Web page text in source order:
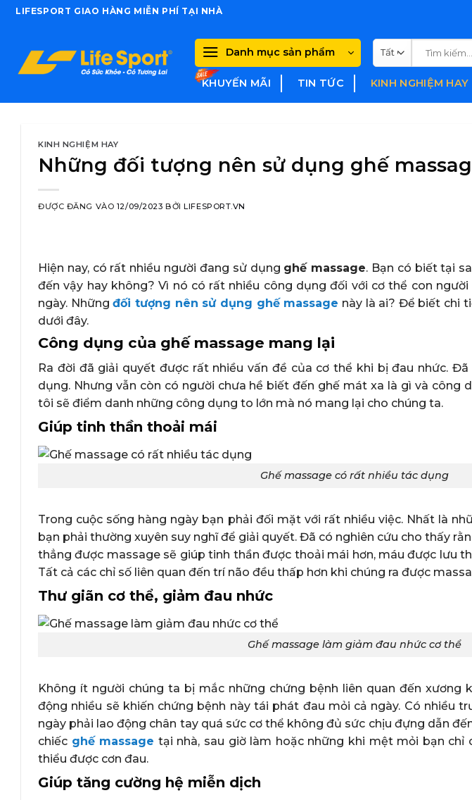
SkipLIFESPORT GIAO HÀNG MIỄN PHÍ TẠI NHÀ
Danh mục sản phẩm
kiếm:
KHUYẾN MÃI TIN TỨC KINH NGHIỆM HAY
KINH NGHIỆM HAY
Những đối tượng nên sử dụng ghế
ĐƯỢC ĐĂNG VÀO 12/09/2023 BỞILIFESPORT.VN
Hiện nay, có rất nhiều người đang sử dụng ghế massage. Bạn có biết tại
đến vậy hay không? Vì nó có rất nhiều công dụng đối với cơ thể con
ngày. Nhữngđối tượng nên sử dụng ghế massage này là ai? Để biết chi
dưới đây.
Công dụng của ghế massage mang lại
Ra đời đã giải quyết được rất nhiều vấn đề của cơ thể khi bị đau nhức.
dụng. Nhưng vẫn còn có người chưa hề biết đến ghế mát xa là gì và công
tôi sẽ điểm danh những công dụng to lớn mà nó mang lại cho chúng ta.
Giúp tinh thần thoải mái
Ghế massage có rất nhiều tác dụng
Trong cuộc sống hàng ngày bạn phải đối mặt với rất nhiều việc. Nhất là
bạn phải thường xuyên suy nghĩ để giải quyết. Đã có nghiên cứu cho thấy
thẳng được massage sẽ giúp tinh thần được thoải mái hơn, máu được lưu
Tất cả các chỉ số liên quan đến trí não đều thấp hơn khi chúng ra được
Thư giãn cơ thể, giảm đau nhức
Ghế massage làm giảm đau nhức cơ thể
Không ít người chúng ta bị mắc những chứng bệnh liên quan đến xương
động nhiều sẽ khiến chứng bệnh này tái phát đau mỏi cả ngày. Có nhiều
ngày phải lao động chân tay quá sức cơ thể không đủ sức chịu đựng dẫn
chiếc ghế massage tại nhà, sau giờ làm hoặc những khi mệt mỏi bạn chỉ
thiểu được cơn đau.
Giúp tăng cường hệ miễn dịch